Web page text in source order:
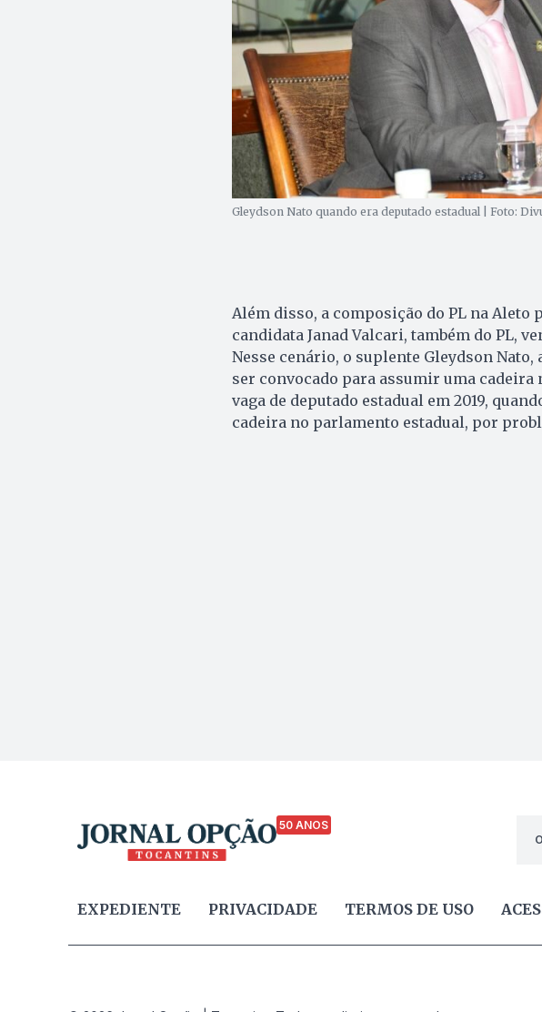
Gleydson Nato quando era deputado estadual | Foto:
Além disso, a composição do PL na Aleto
candidata Janad Valcari, também do PL,
Nesse cenário, o suplente Gleydson
ser convocado para assumir uma cadeira
vaga de deputado estadual em 2019,
cadeira no parlamento estadual, por
50 ANOS
EXPEDIENTE PRIVACIDADE TERMOS DE USO